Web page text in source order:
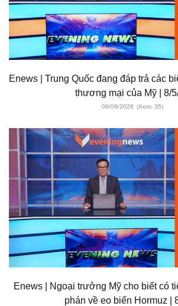
Enews | Trung Quốc đang đáp trả các
thương mại của Mỹ | 8/
06/08/2026 (Xem: 35)
Enews | Ngoại trưởng Mỹ cho biết có
phán về eo biển Hormuz |